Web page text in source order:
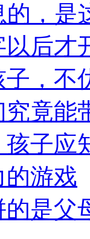
的，是
后才
，不
竟能
子应
游戏
是父